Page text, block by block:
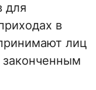
для
в
лиц